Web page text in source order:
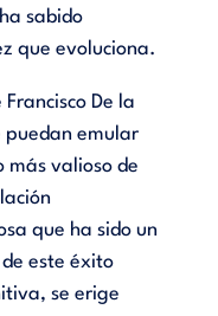
sabido
que evoluciona.
De la
puedan emular
más valioso de
que ha sido un
este éxito
se erige